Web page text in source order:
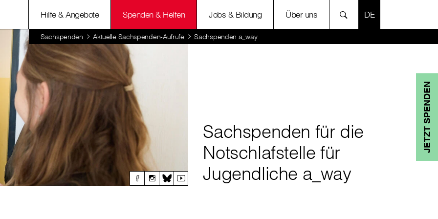
Hilfe & Angebote Spenden & Helfen Jobs & Bildung Über uns SPRACHE
Sachspenden Aktuelle Sachspenden-Aufrufe Sachspenden a_way
JETZT SPENDEN
Sachspenden für die
Notschlafstelle für
Jugendliche a_way